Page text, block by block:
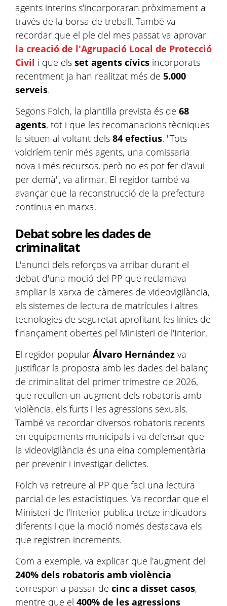
agents interins s'incorporaran pròximament a
través de la borsa de treball. També va
recordar que el ple del mes passat va aprovar
la creació de l'Agrupació Local de Protecció
Civil i que els set agents cívics incorporats
recentment ja han realitzat més de 5.000
serveis.
Segons Folch, la plantilla prevista és de 68
agents, tot i que les recomanacions tècniques
la situen al voltant dels 84 efectius. "Tots
voldríem tenir més agents, una comissaria
nova i més recursos, però no es pot fer d'avui
per demà", va afirmar. El regidor també va
avançar que la reconstrucció de la prefectura
continua en marxa.
Debat sobre les dades de
criminalitat
L'anunci dels reforços va arribar durant el
debat d'una moció del PP que reclamava
ampliar la xarxa de càmeres de videovigilància,
els sistemes de lectura de matrícules i altres
tecnologies de seguretat aprofitant les línies de
finançament obertes pel Ministeri de l'Interior.
El regidor popular Álvaro Hernández va
justificar la proposta amb les dades del balanç
de criminalitat del primer trimestre de 2026,
que recullen un augment dels robatoris amb
violència, els furts i les agressions sexuals.
També va recordar diversos robatoris recents
en equipaments municipals i va defensar que
la videovigilància és una eina complementària
per prevenir i investigar delictes.
Folch va retreure al PP que faci una lectura
parcial de les estadístiques. Va recordar que el
Ministeri de l'Interior publica tretze indicadors
diferents i que la moció només destacava els
que registren increments.
Com a exemple, va explicar que l'augment del
240% dels robatoris amb violència
correspon a passar de cinc a disset casos,
mentre que el 400% de les agressions